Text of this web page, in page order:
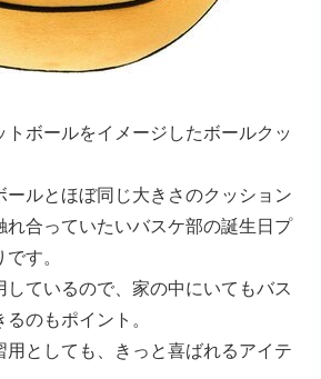
トボールをイメージしたボールクッ
ールとほぼ同じ大きさのクッション
れ合っていたいバスケ部の誕生日プ
す。
しているので、家の中にいてもバス
のもポイント。
用としても、きっと喜ばれるアイテ